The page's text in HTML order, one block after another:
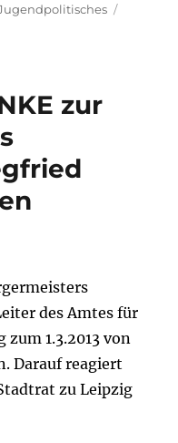
zur
des Amtes für
1.3.2013 von
Darauf reagiert
zu Leipzig
zur Entbindung des